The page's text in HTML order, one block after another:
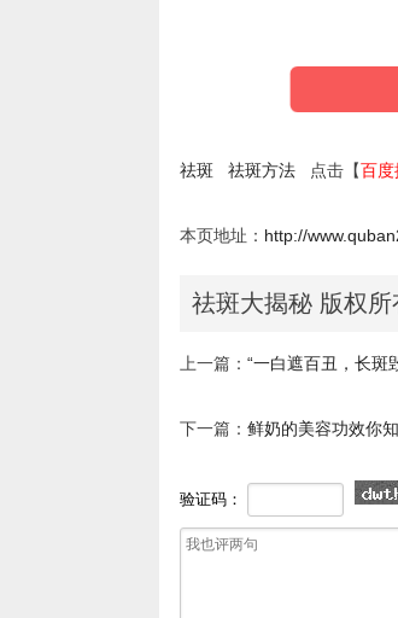
祛斑 祛斑方法点击【百度
本页地址： http://
祛斑大揭秘 版权所
上一篇： “一白遮百丑，长斑
下一篇： 鲜奶的美容功效你
验证码：